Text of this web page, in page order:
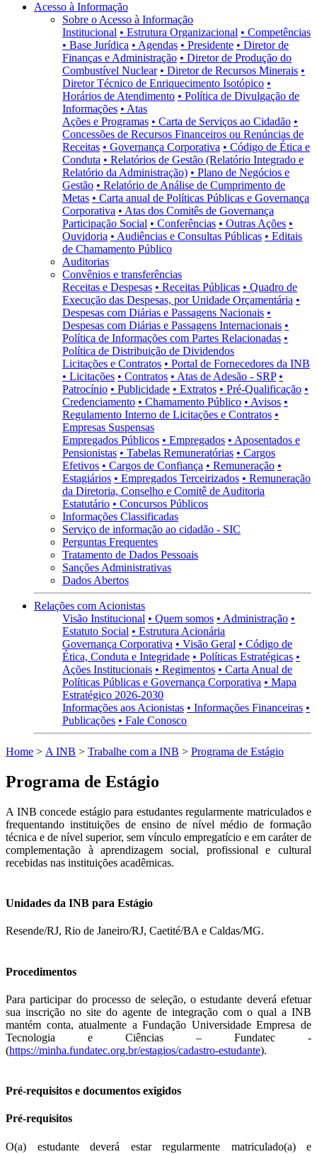
Acesso à Informação
Sobre o Acesso à Informação
Institucional • Estrutura Organizacional • Competências
• Base Jurídica • Agendas • Presidente • Diretor de
Finanças e Administração • Diretor de Produção do
Combustível Nuclear • Diretor de Recursos Minerais •
Diretor Técnico de Enriquecimento Isotópico •
Horários de Atendimento • Política de Divulgação de
Informações • Atas
Ações e Programas • Carta de Serviços ao Cidadão •
Concessões de Recursos Financeiros ou Renúncias de
Receitas • Governança Corporativa • Código de Ética e
Conduta • Relatórios de Gestão (Relatório Integrado e
Relatório da Administração) • Plano de Negócios e
Gestão • Relatório de Análise de Cumprimento de
Metas • Carta anual de Políticas Públicas e Governança
Corporativa • Atas dos Comitês de Governança
Participação Social • Conferências • Outras Ações •
Ouvidoria • Audiências e Consultas Públicas • Editais
de Chamamento Público
Auditorias
Convênios e transferências
Receitas e Despesas • Receitas Públicas • Quadro de
Execução das Despesas, por Unidade Orçamentária •
Despesas com Diárias e Passagens Nacionais •
Despesas com Diárias e Passagens Internacionais •
Política de Informações com Partes Relacionadas •
Política de Distribuição de Dividendos
Licitações e Contratos • Portal de Fornecedores da INB
• Licitações • Contratos • Atas de Adesão - SRP •
Patrocínio • Publicidade • Extratos • Pré-Qualificação •
Credenciamento • Chamamento Público • Avisos •
Regulamento Interno de Licitações e Contratos •
Empresas Suspensas
Empregados Públicos • Empregados • Aposentados e
Pensionistas • Tabelas Remuneratórias • Cargos
Efetivos • Cargos de Confiança • Remuneração •
Estagiários • Empregados Terceirizados • Remuneração
da Diretoria, Conselho e Comitê de Auditoria
Estatutário • Concursos Públicos
Informações Classificadas
Serviço de informação ao cidadão - SIC
Perguntas Frequentes
Tratamento de Dados Pessoais
Sanções Administrativas
Dados Abertos
Relações com Acionistas
Visão Institucional • Quem somos • Administração •
Estatuto Social • Estrutura Acionária
Governança Corporativa • Visão Geral • Código de
Ética, Conduta e Integridade • Políticas Estratégicas •
Ações Institucionais • Regimentos • Carta Anual de
Políticas Públicas e Governança Corporativa • Mapa
Estratégico 2026-2030
Informações aos Acionistas • Informações Financeiras •
Publicações • Fale Conosco
Home > A INB > Trabalhe com a INB > Programa de Estágio
Programa de Estágio
A INB concede estágio para estudantes regularmente matriculados e
frequentando instituições de ensino de nível médio de formação
técnica e de nível superior, sem vínculo empregatício e em caráter de
complementação à aprendizagem social, profissional e cultural
recebidas nas instituições acadêmicas.
Unidades da INB para Estágio
Resende/RJ, Rio de Janeiro/RJ, Caetité/BA e Caldas/MG.
Procedimentos
Para participar do processo de seleção, o estudante deverá efetuar
sua inscrição no site do agente de integração com o qual a INB
mantém conta, atualmente a Fundação Universidade Empresa de
Tecnologia e Ciências – Fundatec -
(https://minha.fundatec.org.br/estagios/cadastro-estudante).
Pré-requisitos e documentos exigidos
Pré-requisitos
O(a) estudante deverá estar regularmente matriculado(a) e